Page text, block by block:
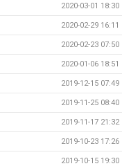
2020-03-01 18:30
2020-02-29 16:11
2020-02-23 07:50
2020-01-06 18:51
2019-12-15 07:49
2019-11-25 08:40
2019-11-17 21:32
2019-10-23 17:26
2019-10-15 19:30